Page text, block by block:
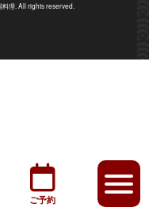
理. All rights reserved.
ご予約